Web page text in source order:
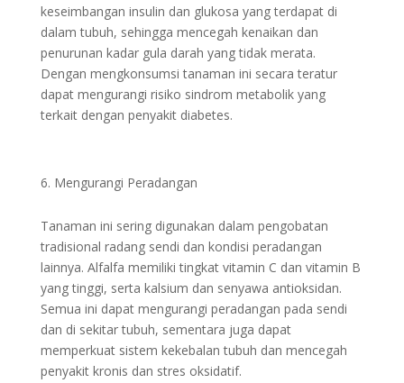
keseimbangan insulin dan glukosa yang terdapat di
dalam tubuh, sehingga mencegah kenaikan dan
penurunan kadar gula darah yang tidak merata.
Dengan mengkonsumsi tanaman ini secara teratur
dapat mengurangi risiko sindrom metabolik yang
terkait dengan penyakit diabetes.
Mengurangi Peradangan
Tanaman ini sering digunakan dalam pengobatan
tradisional radang sendi dan kondisi peradangan
lainnya. Alfalfa memiliki tingkat vitamin C dan vitamin B
yang tinggi, serta kalsium dan senyawa antioksidan.
Semua ini dapat mengurangi peradangan pada sendi
dan di sekitar tubuh, sementara juga dapat
memperkuat sistem kekebalan tubuh dan mencegah
penyakit kronis dan stres oksidatif.